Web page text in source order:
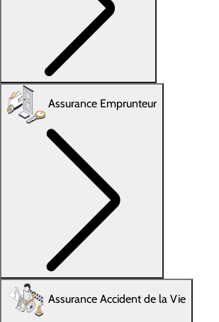
Assurance Emprunteur
Assurance Accident de la Vie